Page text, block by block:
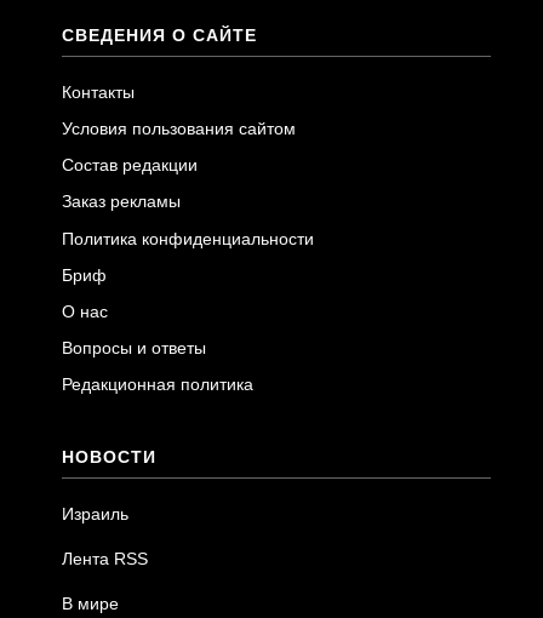
СВЕДЕНИЯ О САЙТЕ
Контакты
Условия пользования сайтом
Состав редакции
Заказ рекламы
Политика конфиденциальности
Бриф
О нас
Вопросы и ответы
Редакционная политика
НОВОСТИ
Израиль
Лента RSS
В мире